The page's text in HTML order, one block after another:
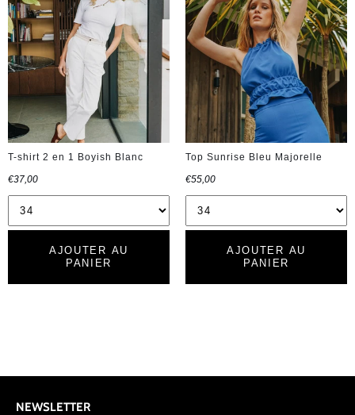
T-shirt 2 en 1 Boyish Blanc
€37,00
AJOUTER AU
PANIER
Top Sunrise Bleu Majorelle
€55,00
AJOUTER AU
PANIER
NEWSLETTER